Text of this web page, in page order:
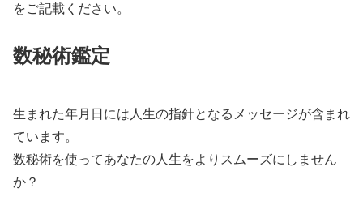
をご記載ください。
数秘術鑑定
生まれた年月日には人生の指針となるメッセージが含まれ
ています。
数秘術を使ってあなたの人生をよりスムーズにしません
か？